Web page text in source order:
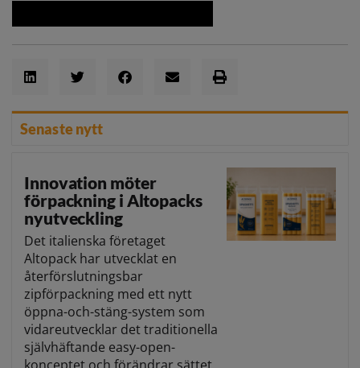
Senaste nytt
Innovation möter
förpackning i Altopacks
nyutveckling
Det italienska företaget
Altopack har utvecklat en
återförslutningsbar
zipförpackning med ett nytt
öppna-och-stäng-system som
vidareutvecklar det traditionella
självhäftande easy-open-